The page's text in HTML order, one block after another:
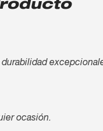
ocasión.